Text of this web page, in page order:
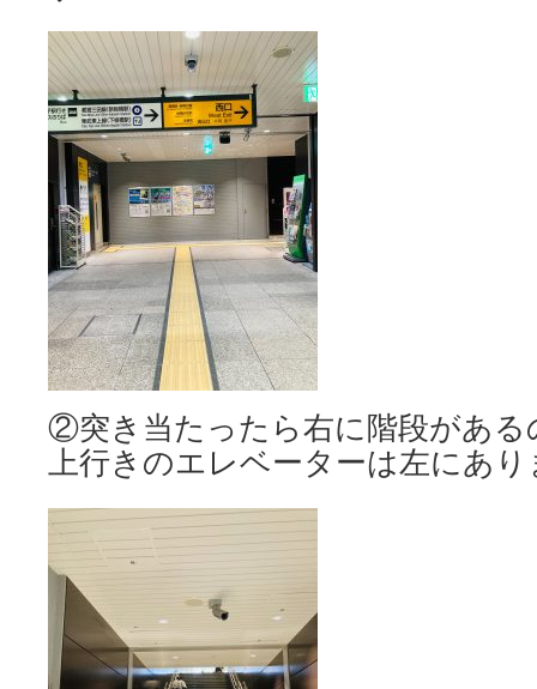
②突き当たったら右に階段がある
上行きのエレベーターは左にあり